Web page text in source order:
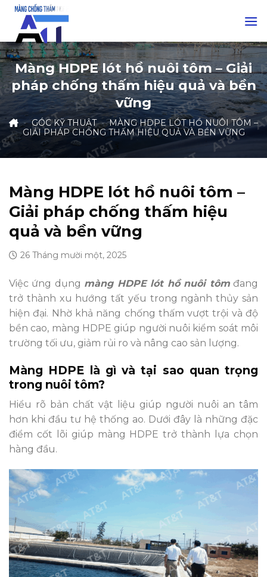
Skip
content
Màng HDPE lót hồ nuôi tôm – Giải
pháp chống thấm hiệu quả và bền
vững
- GÓC KỸ THUẬT - MÀNG HDPE LÓT HỒ NUÔI TÔM –
GIẢI PHÁP CHỐNG THẤM HIỆU QUẢ VÀ BỀN VỮNG
Màng HDPE lót hồ nuôi tôm –
Giải pháp chống thấm hiệu
quả và bền vững
26 Tháng mười một, 2025
Việc ứng dụng màng HDPE lót hồ nuôi tômđang
trở thành xu hướng tất yếu trong ngành thủy sản
hiện đại. Nhờ khả năng chống thấm vượt trội và độ
bền cao, màng HDPE giúp người nuôi kiểm soát môi
trường tối ưu, giảm rủi ro và nâng cao sản lượng.
Màng HDPE là gì và tại sao quan trọng
trong nuôi tôm?
Hiểu rõ bản chất vật liệu giúp người nuôi an tâm
hơn khi đầu tư hệ thống ao. Dưới đây là những đặc
điểm cốt lõi giúp màng HDPE trở thành lựa chọn
hàng đầu.